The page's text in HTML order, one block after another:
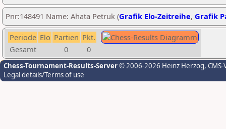
Pnr:148491 Name: Ahata Petruk (Grafik Elo-Zeitreihe, Grafik
Periode Elo Partien Pkt.
Gesamt
0 0
Chess-Tournament-Results-Server© 2006-2026 Heinz Herzog,
Legal details/Terms of use